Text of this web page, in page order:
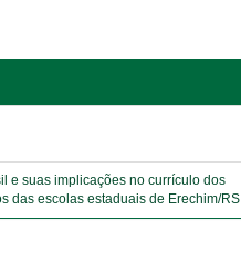
e suas implicações no currículo dos
das escolas estaduais de Erechim/RS